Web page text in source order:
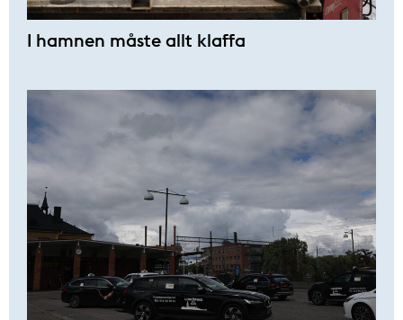
I hamnen måste allt klaffa